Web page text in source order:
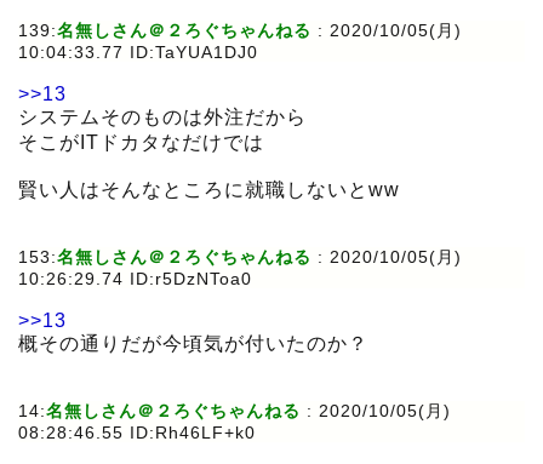
139:名無しさん＠２ろぐちゃんねる : 2020/10/05(月)
10:04:33.77 ID:TaYUA1DJ0
>>13
システムそのものは外注だから
そこがITドカタなだけでは
賢い人はそんなところに就職しないとww
153:名無しさん＠２ろぐちゃんねる : 2020/10/05(月)
10:26:29.74 ID:r5DzNToa0
>>13
概その通りだが今頃気が付いたのか？
14:名無しさん＠２ろぐちゃんねる : 2020/10/05(月)
08:28:46.55 ID:Rh46LF+k0